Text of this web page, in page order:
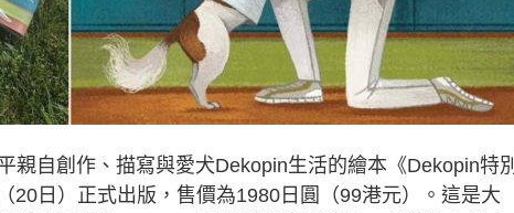
親自創作、描寫與愛犬Dekopin生活的繪本《Dekopin特別
20日）正式出版，售價為1980日圓（99港元）。這是大